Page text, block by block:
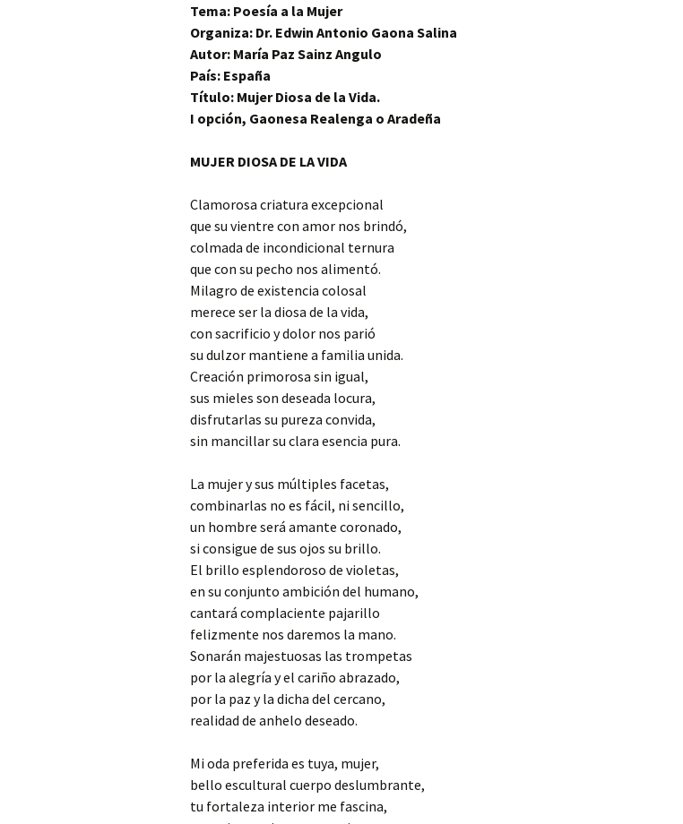
Tema: Poesía a la Mujer
Organiza: Dr. Edwin Antonio Gaona Salina
Autor: María Paz Sainz Angulo
País: España
Título: Mujer Diosa de la Vida.
I opción, Gaonesa Realenga o Aradeña
MUJER DIOSA DE LA VIDA
Clamorosa criatura excepcional
que su vientre con amor nos brindó,
colmada de incondicional ternura
que con su pecho nos alimentó.
Milagro de existencia colosal
merece ser la diosa de la vida,
con sacrificio y dolor nos parió
su dulzor mantiene a familia unida.
Creación primorosa sin igual,
sus mieles son deseada locura,
disfrutarlas su pureza convida,
sin mancillar su clara esencia pura.
La mujer y sus múltiples facetas,
combinarlas no es fácil, ni sencillo,
un hombre será amante coronado,
si consigue de sus ojos su brillo.
El brillo esplendoroso de violetas,
en su conjunto ambición del humano,
cantará complaciente pajarillo
felizmente nos daremos la mano.
Sonarán majestuosas las trompetas
por la alegría y el cariño abrazado,
por la paz y la dicha del cercano,
realidad de anhelo deseado.
Mi oda preferida es tuya, mujer,
bello escultural cuerpo deslumbrante,
tu fortaleza interior me fascina,